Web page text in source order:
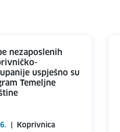
nezaposlenih
uspješno su
Temeljne
Koprivnica